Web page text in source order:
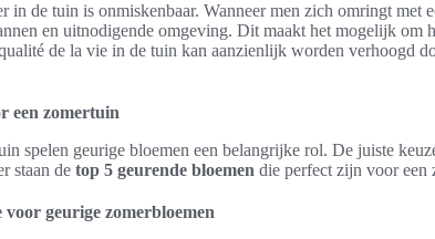
in de tuin is onmiskenbaar. Wanneer men zich omringt met
en uitnodigende omgeving. Dit maakt het mogelijk om
de la vie in de tuin kan aanzienlijk worden verhoogd
een zomertuin
spelen geurige bloemen een belangrijke rol. De juiste
staan de top 5 geurende bloemen die perfect zijn voor een
voor geurige zomerbloemen